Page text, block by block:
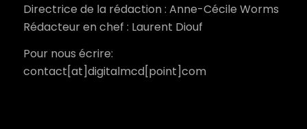
Directrice de la rédaction : Anne-Cécile Worms
Rédacteur en chef : Laurent Diouf
Pour nous écrire:
contact[at]digitalmcd[point]com